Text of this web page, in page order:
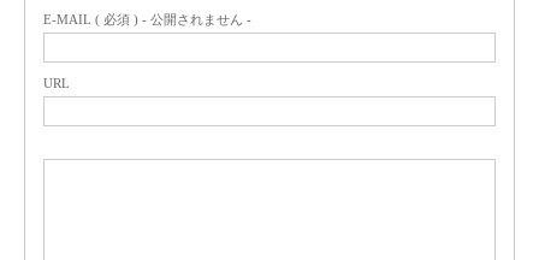
E-MAIL ( 必須 ) - 公開されません -
URL